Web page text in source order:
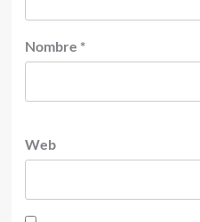
Nombre *
Web